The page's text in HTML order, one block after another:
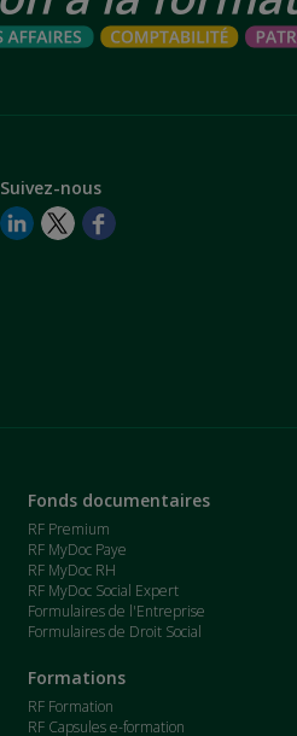
Suivez-nous
Fonds documentaires
RF Premium
RF MyDoc Paye
RF MyDoc RH
RF MyDoc Social Expert
Formulaires de l'Entreprise
Formulaires de Droit Social
Formations
RF Formation
RF Capsules e-formation